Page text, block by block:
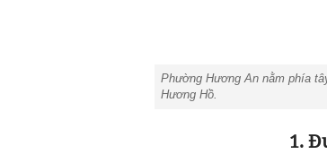
Phường Hương An nằm phía
Hương Hồ.
1.